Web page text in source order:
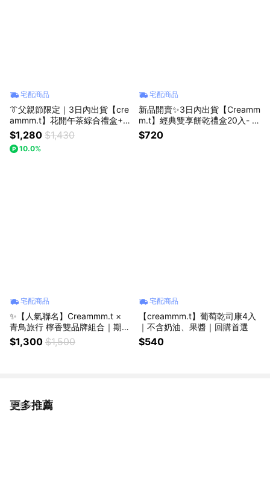
宅配商品
👔父親節限定｜3日內出貨【cre
ammm.t】花開午茶綜合禮盒+1
5入蝴蝶酥｜獨家限定組合
$1,280 $1,430
10.0%
宅配商品
新品開賣✨3日內出貨【Creamm
m.t】經典雙享餅乾禮盒20入- 蝴
蝶酥&奶油壓花薄餅｜中秋送禮
｜雙倍酥香・雙倍心意
$720
宅配商品
✨【人氣聯名】Creammm.t ×
青鳥旅行 檸香雙品牌組合｜期間
限定｜9入檸檬塔＋8入蛋捲｜3
日內出貨
$1,300 $1,500
宅配商品
【creammm.t】葡萄乾司康4入
｜不含奶油、果醬｜回購首選
$540
更多推薦
看更多